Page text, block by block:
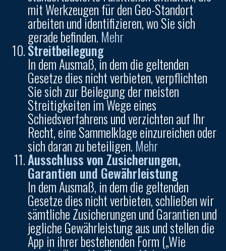
mit Werkzeugen für den Geo-Standort
arbeiten und identifizieren, wo Sie sich
gerade befinden. Mehr
Streitbeilegung
In dem Ausmaß, in dem die geltenden
Gesetze dies nicht verbieten, verpflichten
Sie sich zur Beilegung der meisten
Streitigkeiten im Wege eines
Schiedsverfahrens und verzichten auf Ihr
Recht, eine Sammelklage einzureichen oder
sich daran zu beteiligen. Mehr
Ausschluss von Zusicherungen,
Garantien und Gewährleistung
In dem Ausmaß, in dem die geltenden
Gesetze dies nicht verbieten, schließen wir
sämtliche Zusicherungen und Garantien und
jegliche Gewährleistung aus und stellen die
App in ihrer bestehenden Form („Wie